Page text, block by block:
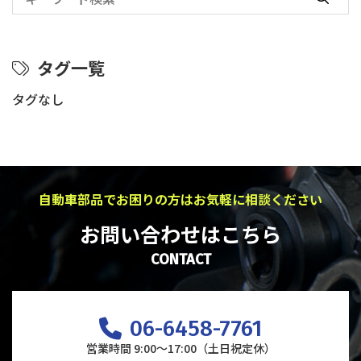
タグ一覧
タグなし
自動車部品でお困りの方はお気軽に相談ください
お問い合わせはこちら
CONTACT
06-6458-7761
営業時間 9:00～17:00（土日祝定休）